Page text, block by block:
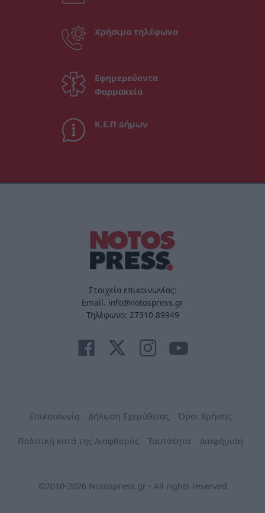
Χρήσιμα τηλέφωνα
Εφημερεύοντα
Φαρμακεία
Κ.Ε.Π Δήμων
Στοιχεία επικοινωνίας:
Email. info@notospress.gr
Τηλέφωνο: 27310.89949
Επικοινωνία Δήλωση Εχεμύθειας Όροι Χρήσης
Πολιτική κατά της Διαφθοράς Ταυτότητα Διαφήμιση
©2010-2026 Notospress.gr - All rights reserved